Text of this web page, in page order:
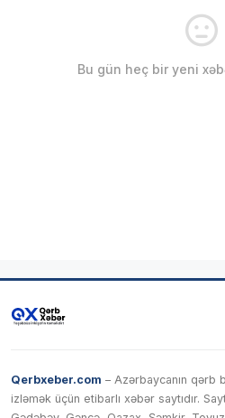
Bu gün heç bir yeni
Qerbxeber.com – Azərbaycanın qərb
izləmək üçün etibarlı xəbər saytıdır.